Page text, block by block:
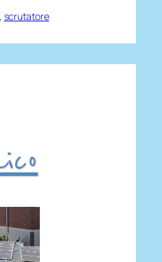
scrutatore